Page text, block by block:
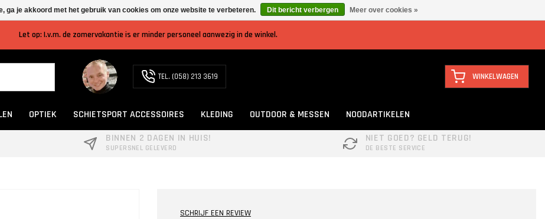
Let op: I.v.m. de zomervakantie is er minder personeel aanwezig in de winkel.
TEL. (058) 213 3619 WINKELWAGEN
OPTIEK SCHIETSPORT ACCESSOIRES KLEDING OUTDOOR & MESSEN
NOODARTIKELEN
BINNEN 2 DAGEN IN HUIS!
SUPERSNEL GELEVERD
NIET GOED? GELD TERUG!
DE BESTE SERVICE
SCHRIJF EEN REVIEW
ga je akkoord met het gebruik van cookies om onze website te verbeteren. Dit bericht verbergen Meer over cookies »